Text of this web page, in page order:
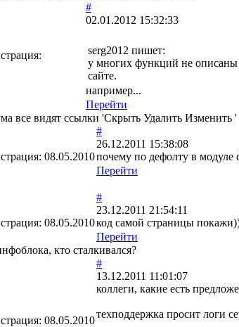
#
02.01.2012 15:32:33
serg2012 пишет:
у многих функций не
сайте.
например...
Перейти
все видят ссылки 'Скрыть Удалить Изменить '
08.05.2010
#
26.12.2011 15:38:08
почему по дефолту в
Перейти
08.05.2010
#
23.12.2011 21:54:11
код самой страницы
Перейти
кто сталкивался?
08.05.2010
#
13.12.2011 11:01:07
коллеги, какие есть
техподдержка просит логи